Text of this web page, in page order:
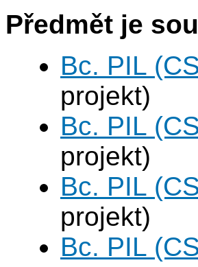
Předmět je
Bc. PIL
projekt)
Bc. PIL
projekt)
Bc. PIL
projekt)
Bc. PIL